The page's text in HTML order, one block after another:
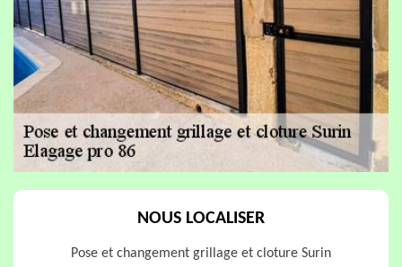
NOUS LOCALISER
Pose et changement grillage et cloture Surin